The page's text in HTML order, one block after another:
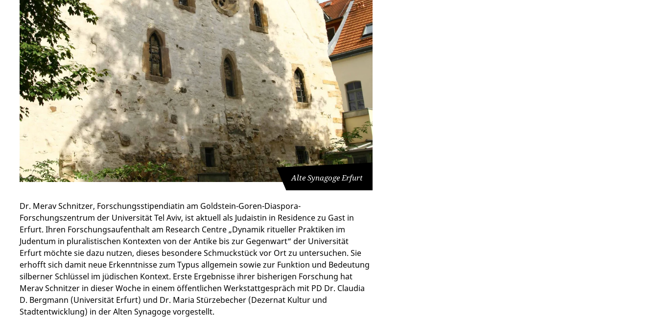
Alte Synagoge Erfurt
Dr. Merav Schnitzer, Forschungsstipendiatin am Goldstein-Goren-Diaspora-
Forschungszentrum der Universität Tel Aviv, ist aktuell als Judaistin in Residence zu Gast in
Erfurt. Ihren Forschungsaufenthalt am Research Centre „Dynamik ritueller Praktiken im
Judentum in pluralistischen Kontexten von der Antike bis zur Gegenwart“ der Universität
Erfurt möchte sie dazu nutzen, dieses besondere Schmuckstück vor Ort zu untersuchen. Sie
erhofft sich damit neue Erkenntnisse zum Typus allgemein sowie zur Funktion und Bedeutung
silberner Schlüssel im jüdischen Kontext. Erste Ergebnisse ihrer bisherigen Forschung hat
Merav Schnitzer in dieser Woche in einem öffentlichen Werkstattgespräch mit PD Dr. Claudia
D. Bergmann (Universität Erfurt) und Dr. Maria Stürzebecher (Dezernat Kultur und
Stadtentwicklung) in der Alten Synagoge vorgestellt.